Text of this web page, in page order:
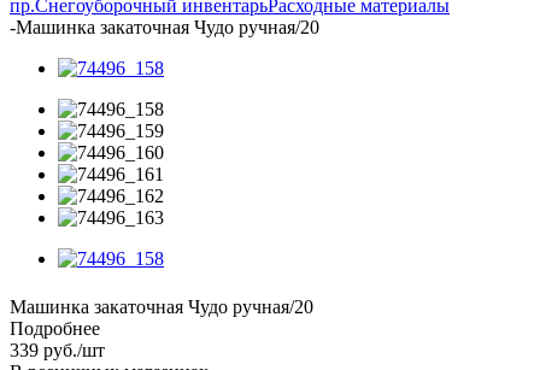
пр.Снегоуборочный инвентарьРасходные материалы
-Машинка закаточная Чудо ручная/20
Машинка закаточная Чудо ручная/20
Подробнее
339 руб./шт